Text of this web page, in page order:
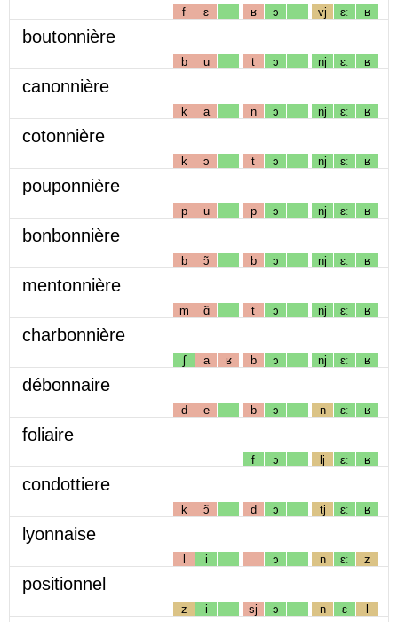
f ɛ ʁ ɔ vj ɛː ʁ
boutonnière
b u t ɔ nj ɛː ʁ
canonnière
k a n ɔ nj ɛː ʁ
cotonnière
k ɔ t ɔ nj ɛː ʁ
pouponnière
p u p ɔ nj ɛː ʁ
bonbonnière
b ɔ̃ b ɔ nj ɛː ʁ
mentonnière
m ɑ̃ t ɔ nj ɛː ʁ
charbonnière
ʃ a ʁ b ɔ nj ɛː ʁ
débonnaire
d e b ɔ n ɛː ʁ
foliaire
f ɔ lj ɛː ʁ
condottiere
k ɔ̃ d ɔ tj ɛː ʁ
lyonnaise
l i ɔ n ɛː z
positionnel
z i sj ɔ n ɛ l